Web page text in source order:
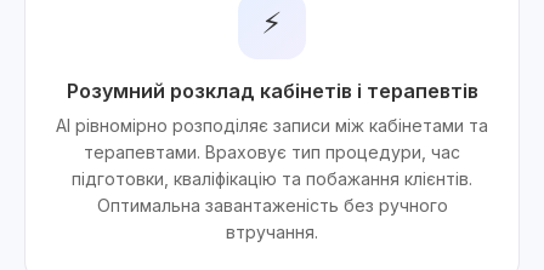
⚡
Розумний розклад кабінетів і терапевтів
AI рівномірно розподіляє записи між кабінетами та
терапевтами. Враховує тип процедури, час
підготовки, кваліфікацію та побажання клієнтів.
Оптимальна завантаженість без ручного
втручання.